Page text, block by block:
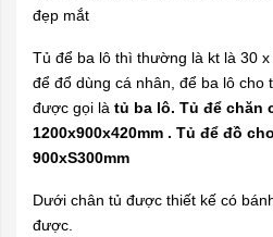
đẹp mắt
Tủ để ba lô thì thường là kt là 30
để đổ dùng cá nhân, để ba lô cho
được gọi là tủ ba lô. Tủ để chăn
1200x900x420mm . Tủ để đồ
900xS300mm
Dưới chân tủ được thiết kế có
được.